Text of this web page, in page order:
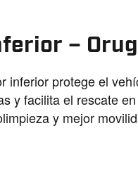
–
inferior protege el
y facilita el rescate
y mejor